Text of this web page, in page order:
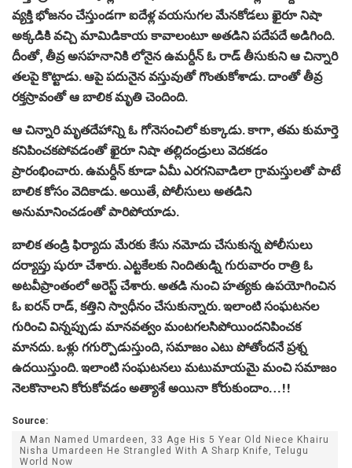
వ్యక్తి భోజనం చేస్తుండగా ఐదేళ్ల వయసుగల మేనకోడలు ఖైరూ నిషా
అక్కడికి వచ్చి మామిడికాయ కావాలంటూ అతడిని పదేపదే అడిగింది.
దీంతో, తీవ్ర అసహనానికి లోనైన ఉమర్దీన్ ఓ రాడ్ తీసుకుని ఆ చిన్నారి
తలపై కొట్టాడు. ఆపై పదునైన వస్తువుతో గొంతుకోశాడు. దాంతో తీవ్ర
రక్తస్రావంతో ఆ బాలిక మృతి చెందింది.
ఆ చిన్నారి మృతదేహాన్ని ఓ గోనెసంచిలో కుక్కాడు. కాగా, తమ కుమార్తె
కనిపించకపోవడంతో ఖైరూ నిషా తల్లిదండ్రులు వెదకడం
ప్రారంభించారు. ఉమర్దీన్ కూడా ఏమీ ఎరగనివాడిలా గ్రామస్తులతో పాటే
బాలిక కోసం వెదికాడు. అయితే, పోలీసులు అతడిని
అనుమానించడంతో పారిపోయాడు.
బాలిక తండ్రి ఫిర్యాదు మేరకు కేసు నమోదు చేసుకున్న పోలీసులు
దర్యాప్తు షురూ చేశారు. ఎట్టకేలకు నిందితుడ్ని గురువారం రాత్రి ఓ
అటవీప్రాంతంలో అరెస్ట్ చేశారు. అతడి నుంచి హత్యకు ఉపయోగించిన
ఓ ఐరన్ రాడ్, కత్తిని స్వాధీనం చేసుకున్నారు. ఇలాంటి సంఘటనల
గురించి విన్నప్పుడు మానవత్వం మంటగలసిపోయిందనిపించక
మానదు. ఒళ్లు గగుర్పొడుస్తుంది, సమాజం ఎటు పోతోందనే ప్రశ్న
ఉదయిస్తుంది. ఇలాంటి సంఘటనలు మటుమాయమై మంచి సమాజం
నెలకొనాలని కోరుకోవడం అత్యాశే అయినా కోరుకుందాం…!!
Source:
A Man Named Umardeen, 33 Age His 5 Year Old Niece Khairu
Nisha Umardeen He Strangled With A Sharp Knife, Telugu
World Now